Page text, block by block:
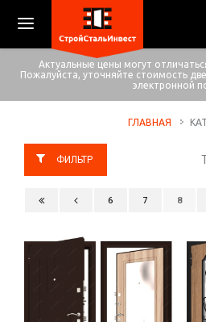
Актуальные цены могут
Пожалуйста, уточняйте стоимость
электронной
ГЛАВНАЯ
6 7 8